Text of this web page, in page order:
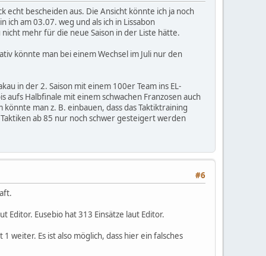
bescheiden aus. Die Ansicht könnte ich ja noch
am 03.07. weg und als ich in Lissabon
mehr für die neue Saison in der Liste hätte.
könnte man bei einem Wechsel im Juli nur den
in der 2. Saison mit einem 100er Team ins EL-
aufs Halbfinale mit einem schwachen Franzosen auch
man z. B. einbauen, dass das Taktiktraining
ab 85 nur noch schwer gesteigert werden
#6
Eusebio hat 313 Einsätze laut Editor.
weiter. Es ist also möglich, dass hier ein falsches